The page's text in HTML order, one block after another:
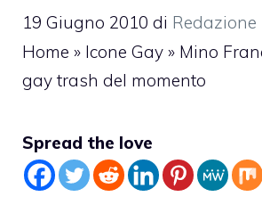
19 Giugno 2010 di Redazione
Home » Icone Gay » Mino
gay trash del momento
Spread the love